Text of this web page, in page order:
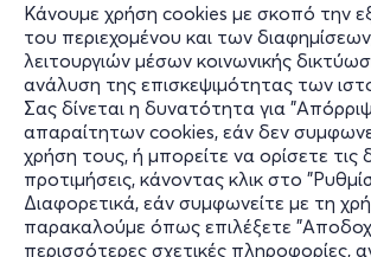
Κάνουμε χρήση cookies με σκοπό την
του περιεχομένου και των
λειτουργιών μέσων κοινωνικής
ανάλυση της επισκεψιμότητας των
Σας δίνεται η δυνατότητα για
απαραίτητων cookies, εάν δεν
χρήση τους, ή μπορείτε να ορίσετε τις
προτιμήσεις, κάνοντας κλικ στο
Διαφορετικά, εάν συμφωνείτε με τη
παρακαλούμε όπως επιλέξετε
περισσότερες σχετικές πληροφορίες,
Πληροφορίες
Υποστήριξη
Stay Connected